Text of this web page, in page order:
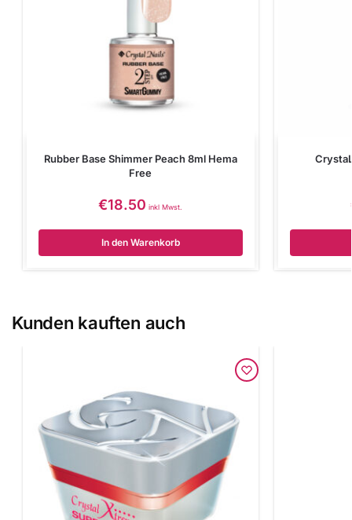
Rubber Base Shimmer Peach 8ml Hema
Free
€18.50 inkl Mwst.
In den Warenkorb
Kunden kauften auch